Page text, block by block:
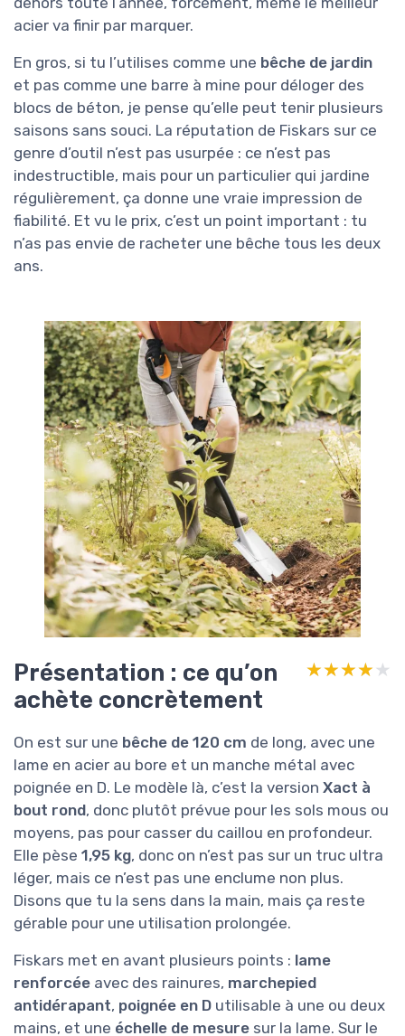
acier va finir par marquer.
En gros, si tu l’utilises comme une bêche de jardin
et pas comme une barre à mine pour déloger des
blocs de béton, je pense qu’elle peut tenir plusieurs
saisons sans souci. La réputation de Fiskars sur ce
genre d’outil n’est pas usurpée : ce n’est pas
indestructible, mais pour un particulier qui jardine
régulièrement, ça donne une vraie impression de
fiabilité. Et vu le prix, c’est un point important : tu
n’as pas envie de racheter une bêche tous les deux
ans.
Présentation : ce qu’on
achète concrètement
★★★★★
★★★★★
On est sur une bêche de 120 cm de long, avec une
lame en acier au bore et un manche métal avec
poignée en D. Le modèle là, c’est la version Xact à
bout rond, donc plutôt prévue pour les sols mous ou
moyens, pas pour casser du caillou en profondeur.
Elle pèse 1,95 kg, donc on n’est pas sur un truc ultra
léger, mais ce n’est pas une enclume non plus.
Disons que tu la sens dans la main, mais ça reste
gérable pour une utilisation prolongée.
Fiskars met en avant plusieurs points : lame
renforcée avec des rainures, marchepied
antidérapant, poignée en D utilisable à une ou deux
mains, et une échelle de mesure sur la lame. Sur le